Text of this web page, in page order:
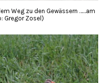
Weg zu den Gewässern ……am
Gregor Zosel)